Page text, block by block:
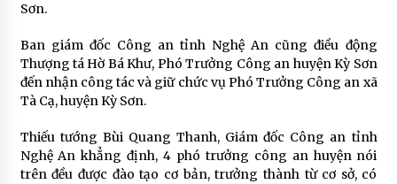
Sơn.
Ban giám đốc Công an tỉnh Nghệ An cũng điều động
Thượng tá Hờ Bá Khư, Phó Trưởng Công an huyện Kỳ Sơn
đến nhận công tác và giữ chức vụ Phó Trưởng Công an xã
Tà Cạ, huyện Kỳ Sơn.
Thiếu tướng Bùi Quang Thanh, Giám đốc Công an tỉnh
Nghệ An khẳng định, 4 phó trưởng công an huyện nói
trên đều được đào tạo cơ bản, trưởng thành từ cơ sở, có